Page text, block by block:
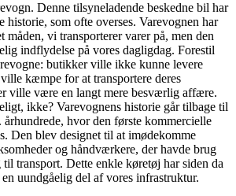
Denne tilsyneladende beskedne bil har
historie, som ofte overses. Varevognen har
vi transporterer varer på, men den
indflydelse på vores dagligdag. Forestil
butikker ville ikke kunne levere
kæmpe for at transportere deres
ville være en langt mere besværlig affære.
ikke? Varevognens historie går tilbage til
århundrede, hvor den første kommercielle
Den blev designet til at imødekomme
og håndværkere, der havde brug
transport. Dette enkle køretøj har siden da
uundgåelig del af vores infrastruktur.